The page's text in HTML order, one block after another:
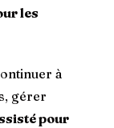
les
à
gérer
pour